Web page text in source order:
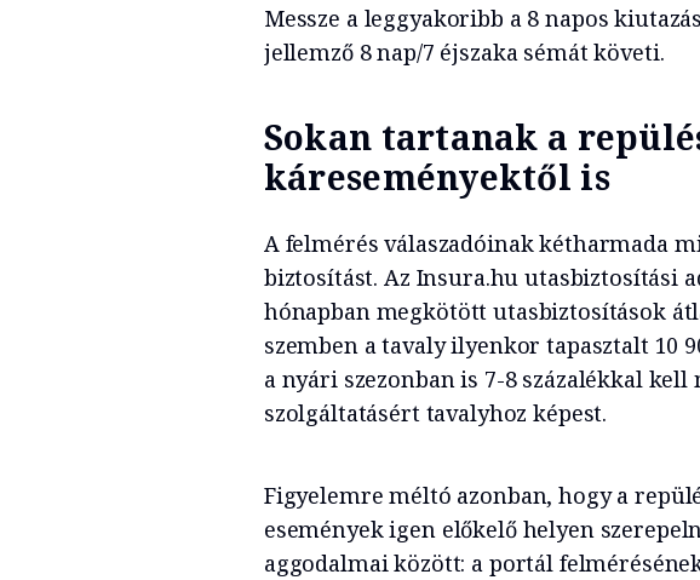
Messze a leggyakoribb a 8 napos
jellemző 8 nap/7 éjszaka sémát követi.
Sokan tartanak a
káreseményektől is
A felmérés válaszadóinak kétharmada
biztosítást. Az Insura.hu utasbiztosítási
hónapban megkötött utasbiztosítások
szemben a tavaly ilyenkor tapasztalt 10
a nyári szezonban is 7-8 százalékkal
szolgáltatásért tavalyhoz képest.
Figyelemre méltó azonban, hogy a
események igen előkelő helyen
aggodalmai között: a portál